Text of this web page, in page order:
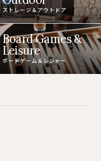
ストレージ＆アウトドア
Board Games &
Leisure
ボードゲーム＆レジャー